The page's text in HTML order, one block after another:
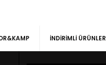
İNDİRİMLİ ÜRÜNLER